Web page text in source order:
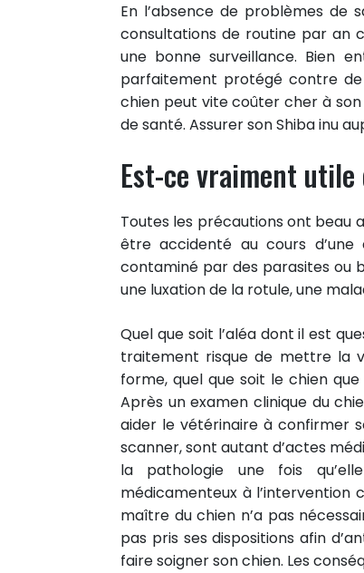
Partager sur facebook
Partager sur Twitter
Epingler sur Pinterest
En l’absence de problèmes
consultations de routine par an
une bonne surveillance. Bien
parfaitement protégé contre de
chien peut vite coûter cher à
de santé. Assurer son Shiba inu
Est-ce vraiment utile
Toutes les précautions ont beau
être accidenté au cours
contaminé par des parasites ou
une luxation de la rotule, une
Quel que soit l’aléa dont il est
traitement risque de mettre la
forme, quel que soit le chien
Après un examen clinique du
aider le vétérinaire à confirmer
scanner, sont autant d’actes
la pathologie une fois
médicamenteux à l’intervention
maître du chien n’a pas
pas pris ses dispositions afin
faire soigner son chien. Les